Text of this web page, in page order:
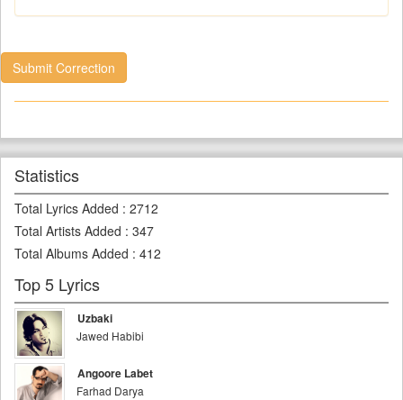
Submit Correction
Statistics
Total Lyrics Added : 2712
Total Artists Added : 347
Total Albums Added : 412
Top 5 Lyrics
Uzbaki
Jawed Habibi
Angoore Labet
Farhad Darya